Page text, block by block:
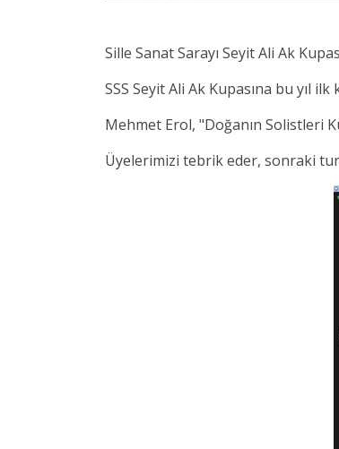
Sille Sanat Sarayı Seyit Ali Ak
SSS Seyit Ali Ak Kupasına bu yıl
Mehmet Erol, "Doğanın Solistleri
Üyelerimizi tebrik eder, sonraki